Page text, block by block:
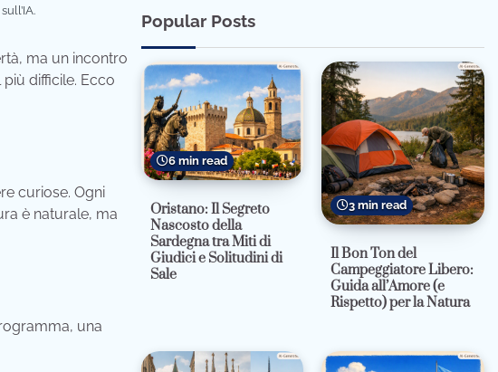
ma un incontro
difficile. Ecco
curiose. Ogni
è naturale, ma
una
Popular Posts
6 min read
Oristano: Il Segreto
Nascosto della
Sardegna tra Miti di
Giudici e Solitudini di
Sale
3 min read
Il Bon Ton del
Campeggiatore Libero:
Guida all’Amore (e
Rispetto) per la Natura